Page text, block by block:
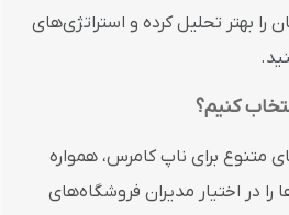
را بهتر تحلیل کرده و استراتژی‌های
کنیم؟
متنوع برای ناپ کامرس، همواره
را در اختیار مدیران فروشگاه‌های